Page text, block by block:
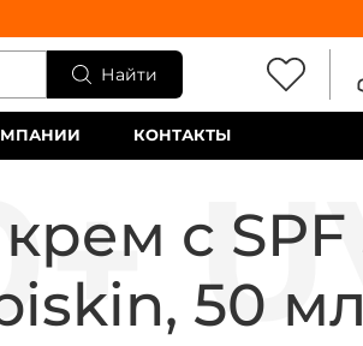
Найти
КОНТАКТЫ
с SPF
50 мл